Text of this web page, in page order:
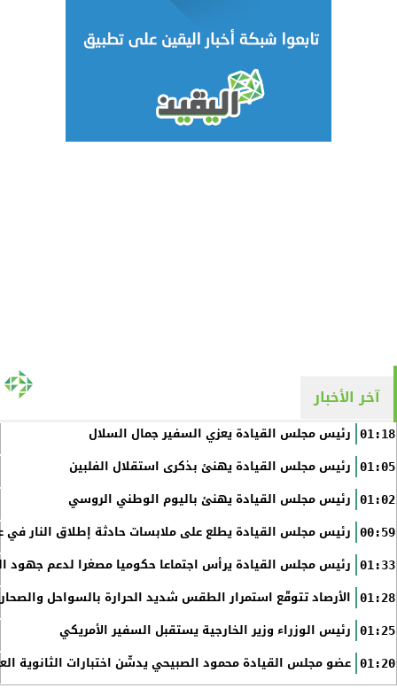
آخر الأخبار
01:18 رئيس مجلس القيادة يعزي السفير جمال السلال
01:05 رئيس مجلس القيادة يهنئ بذكرى استقلال الفلبين
01:02 رئيس مجلس القيادة يهنئ باليوم الوطني الروسي
00:59 رئيس مجلس القيادة يطلع على ملابسات حادثة إطلاق النار في
01:33 رئيس مجلس القيادة يرأس اجتماعا حكوميا مصغرا لدعم جهود
01:28 الأرصاد تتوقّع استمرار الطقس شديد الحرارة بالسواحل
01:25 رئيس الوزراء وزير الخارجية يستقبل السفير الأمريكي
01:20 عضو مجلس القيادة محمود الصبيحي يدشّن اختبارات الثانوية